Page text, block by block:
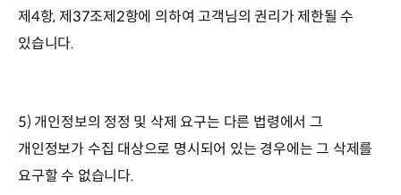
제4항, 제37조제2항에 의하여 고객님의 권리가 제한될 수
있습니다.
5) 개인정보의 정정 및 삭제 요구는 다른 법령에서 그
개인정보가 수집 대상으로 명시되어 있는 경우에는 그 삭제를
요구할 수 없습니다.